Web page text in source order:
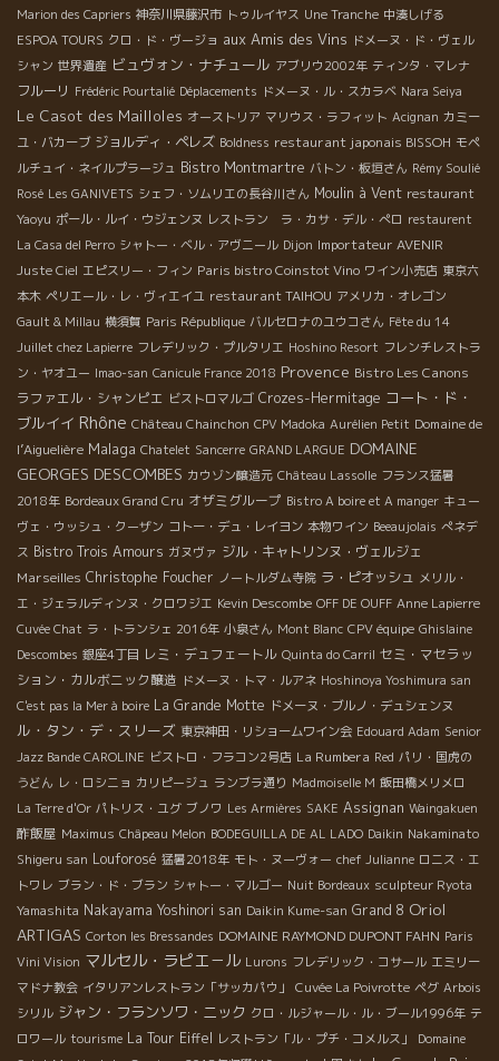
Marion des Capriers 神奈川県藤沢市 トゥルイヤス Une Tranche 中湊しげる
ESPOA TOURS クロ・ド・ヴージョ aux Amis des Vins ドメーヌ・ド・ヴェル
シャン 世界遺産 ビュヴォン・ナチュール アブリウ2002年 ティンタ・マレナ
フルーリ Frédéric Pourtalié Déplacements ドメーヌ・ル・スカラベ Nara Seiya
Le Casot des Mailloles オーストリア マリウス・ラフィット Acignan カミー
ユ・バカーブ ジョルディ・ペレズ Boldness restaurant japonais BISSOH モペ
ルチュイ・ネイルプラージュ Bistro Montmartre バトン・板垣さん Rémy Soulié
Rosé Les GANIVETS シェフ・ソムリエの長谷川さん Moulin à Vent restaurant
Yaoyu ポール・ルイ・ウジェンヌ レストラン ラ・カサ・デル・ぺロ restaurent
La Casa del Perro シャトー・ベル・アヴニール Dijon Importateur AVENIR
Juste Ciel エピスリー・フィン Paris bistro Coinstot Vino ワイン小売店 東京六
本木 ペリエール・レ・ヴィエイユ restaurant TAIHOU アメリカ・オレゴン
Gault & Millau 横須賀 Paris République バルセロナのユウコさん Fête du 14
Juillet chez Lapierre フレデリック・プルタリエ Hoshino Resort フレンチレストラ
ン・ヤオユー Imao-san Canicule France 2018 Provence Bistro Les Canons
ラファエル・シャンピエ ビストロマルゴ Crozes-Hermitage コート・ド・
ブルイイ Rhône Château Chainchon CPV Madoka Aurélien Petit Domaine de
l’Aiguelière Malaga Chatelet Sancerre GRAND LARGUE DOMAINE
GEORGES DESCOMBES カウゾン醸造元 Château Lassolle フランス猛暑
2018年 Bordeaux Grand Cru オザミグループ Bistro A boire et A manger キュー
ヴェ・ウッシュ・クーザン コトー・デュ・レイヨン 本物ワイン Beeaujolais ぺネデ
ス Bistro Trois Amours ガヌヴァ ジル・キャトリンヌ・ヴェルジェ
Marseilles Christophe Foucher ノートルダム寺院 ラ・ピオッシュ メリル・
エ・ジェラルディンヌ・クロワジエ Kevin Descombe OFF DE OUFF Anne Lapierre
Cuvée Chat ラ・トランシェ 2016年 小泉さん Mont Blanc CPV équipe Ghislaine
Descombes 銀座4丁目 レミ・デュフェートル Quinta do Carril セミ・マセラッ
ション・カルボニック醸造 ドメーヌ・トマ・ルアネ Hoshinoya Yoshimura san
C'est pas la Mer à boire La Grande Motte ドメーヌ・ブルノ・デュシェンヌ
ル・タン・デ・スリーズ 東京神田・リショームワイン会 Edouard Adam Senior
Jazz Bande CAROLINE ビストロ・フラコン2号店 La Rumbera Red パリ・国虎の
うどん レ・ロシニョ カリピージュ ランブラ通り Madmoiselle M 飯田橋メリメロ
La Terre d'Or パトリス・ユグ ブノワ Les Armières SAKE Assignan Waingakuen
酢飯屋 Maximus Châpeau Melon BODEGUILLA DE AL LADO Daikin Nakaminato
Shigeru san Louforosé 猛暑2018年 モト・ヌーヴォー chef Julianne ロニス・エ
トワレ ブラン・ド・ブラン シャトー・マルゴー Nuit Bordeaux sculpteur Ryota
Yamashita Nakayama Yoshinori san Daikin Kume-san Grand 8 Oriol
ARTIGAS Corton les Bressandes DOMAINE RAYMOND DUPONT FAHN Paris
Vini Vision マルセル・ラピエ－ル Lurons フレデリック・コサール エミリー
マドナ教会 イタリアンレストラン「サッカパウ」 Cuvée La Poivrotte ペグ Arbois
シリル ジャン・フランソワ・ニック クロ・ルジャール・ル・ブール1996年 テ
ロワール tourisme La Tour Eiffel レストラン「ル・プチ・コメルス」
Domaine